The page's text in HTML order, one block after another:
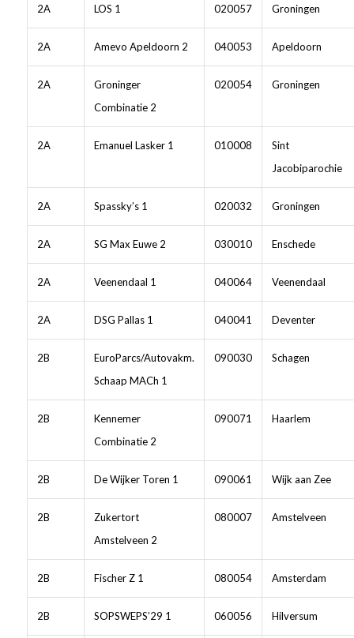
2A LOS 1 020057 Groningen
2A Amevo Apeldoorn 2 040053 Apeldoorn
2A
Groninger
Combinatie 2
020054 Groningen
2A Emanuel Lasker 1 010008
Sint
Jacobiparochie
2A Spassky’s 1 020032 Groningen
2A SG Max Euwe 2 030010 Enschede
2A Veenendaal 1 040064 Veenendaal
2A DSG Pallas 1 040041 Deventer
2B
EuroParcs/Autovakm.
Schaap MACh 1
090030 Schagen
2B
Kennemer
Combinatie 2
090071 Haarlem
2B De Wijker Toren 1 090061 Wijk aan Zee
2B
Zukertort
Amstelveen 2
080007 Amstelveen
2B Fischer Z 1 080054 Amsterdam
2B SOPSWEPS’29 1 060056 Hilversum